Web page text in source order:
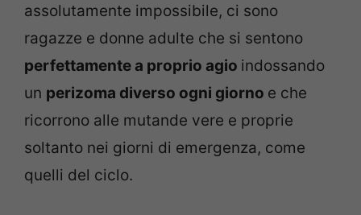
assolutamente impossibile, ci sono
ragazze e donne adulte che si sentono
perfettamente a proprio agio indossando
un perizoma diverso ogni giorno e che
ricorrono alle mutande vere e proprie
soltanto nei giorni di emergenza, come
quelli del ciclo.